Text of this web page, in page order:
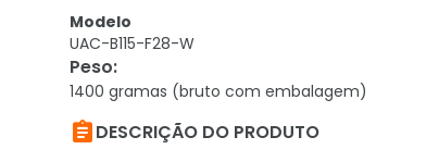
Modelo
UAC-B115-F28-W
Peso:
1400 gramas (bruto com embalagem)
DESCRIÇÃO DO PRODUTO